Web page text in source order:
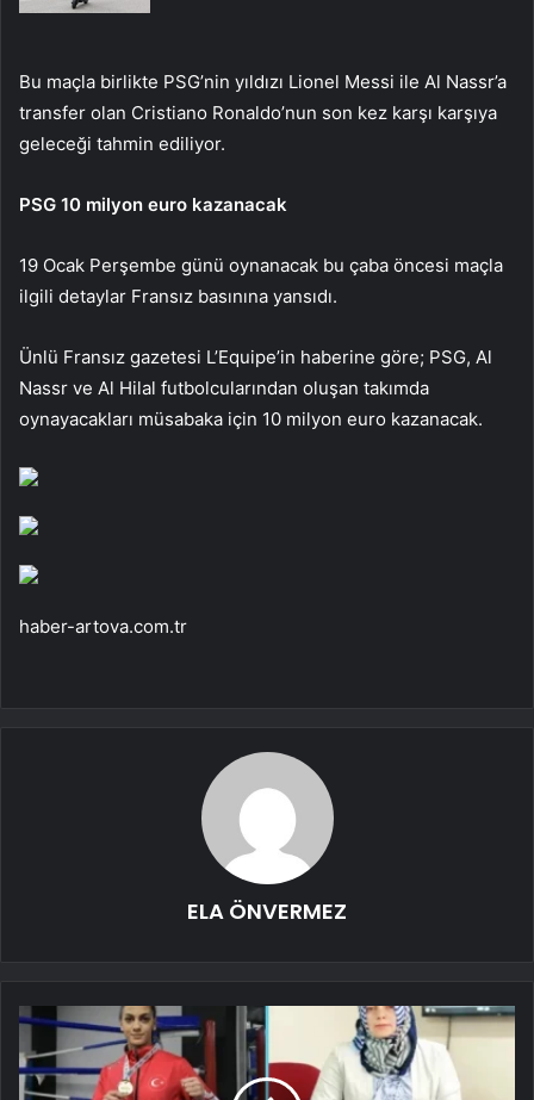
Bu maçla birlikte PSG’nin yıldızı Lionel Messi ile Al Nassr’a
transfer olan Cristiano Ronaldo’nun son kez karşı karşıya
geleceği tahmin ediliyor.
PSG 10 milyon euro kazanacak
19 Ocak Perşembe günü oynanacak bu çaba öncesi maçla
ilgili detaylar Fransız basınına yansıdı.
Ünlü Fransız gazetesi L’Equipe’in haberine göre; PSG, Al
Nassr ve Al Hilal futbolcularından oluşan takımda
oynayacakları müsabaka için 10 milyon euro kazanacak.
haber-artova.com.tr
ELA ÖNVERMEZ